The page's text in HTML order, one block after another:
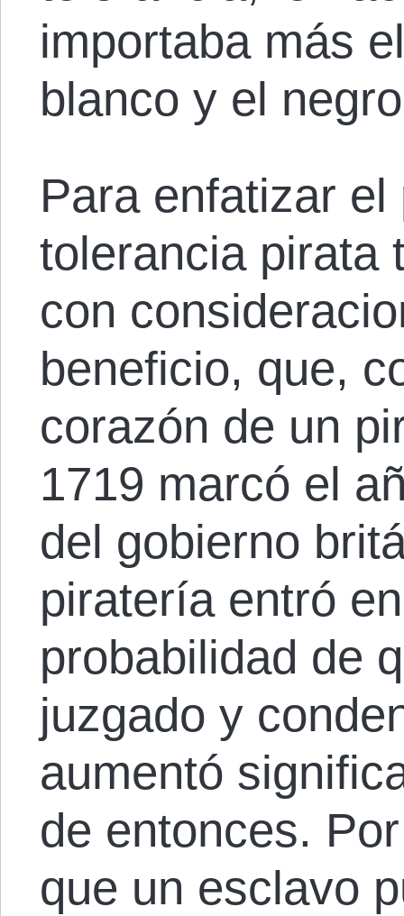
importaba más
blanco y el
Para enfatizar
tolerancia pirata
con
beneficio, que,
corazón de un
1719 marcó el
del gobierno
piratería entró
probabilidad de
juzgado y
aumentó
de entonces.
que un esclavo